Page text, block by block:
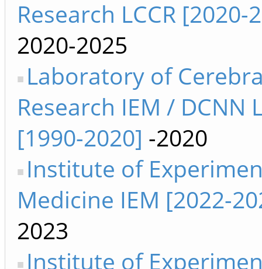
Research LCCR [2020-
2020-2025
Laboratory of
Research IEM / DCNN
[1990-2020] -2020
Institute of
Medicine IEM [2022-
2023
Institute of